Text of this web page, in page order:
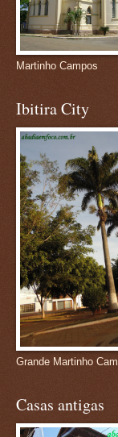
Martinho Campos
Ibitira City
Grande Martinho
Casas antigas